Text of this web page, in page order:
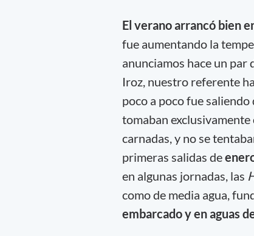
El verano arrancó bien
fue aumentando la
anunciamos hace un par
Iroz, nuestro referente
poco a poco fue
tomaban
carnadas, y no se
primeras salidas de
en algunas jornadas, las
como de media agua,
embarcado y en aguas